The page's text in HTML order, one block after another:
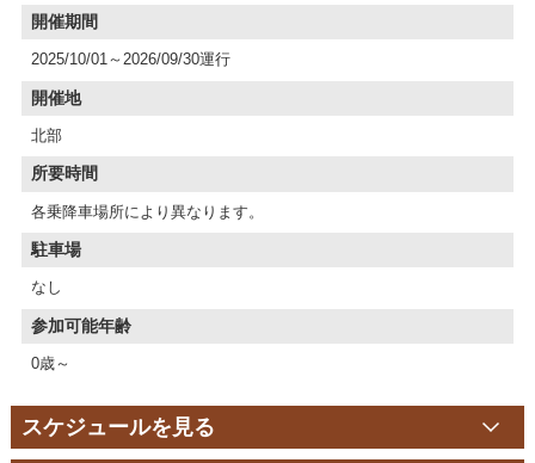
開催期間
開催地
北部
所要時間
各乗降車場所により異なります。
駐車場
なし
参加可能年齢
0歳～
スケジュールを見る